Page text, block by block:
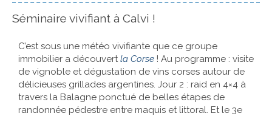
Séminaire vivifiant à Calvi !
C’est sous une météo vivifiante que ce groupe
immobilier a découvertla Corse ! Au programme : visite
de vignoble et dégustation de vins corses autour de
délicieuses grillades argentines. Jour 2 : raid en 4×4 à
travers la Balagne ponctué de belles étapes de
randonnée pédestre entre maquis et littoral. Et le 3e